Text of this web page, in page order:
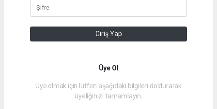
Giriş Yap
Üye Ol
Üye olmak için lütfen aşağıdaki bilgileri doldurarak
üyeliğinizi tamamlayın.